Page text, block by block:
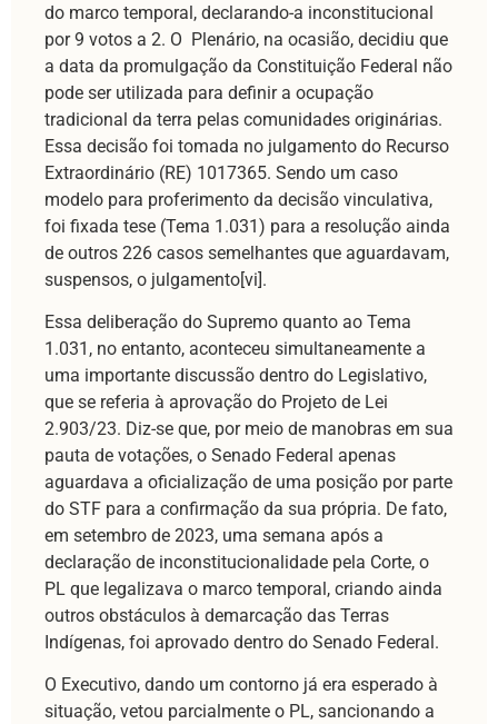
do marco temporal, declarando-a inconstitucional
por 9 votos a 2. O Plenário, na ocasião, decidiu que
a data da promulgação da Constituição Federal não
pode ser utilizada para definir a ocupação
tradicional da terra pelas comunidades originárias.
Essa decisão foi tomada no julgamento do Recurso
Extraordinário (RE) 1017365. Sendo um caso
modelo para proferimento da decisão vinculativa,
foi fixada tese (Tema 1.031) para a resolução ainda
de outros 226 casos semelhantes que aguardavam,
suspensos, o julgamento[vi].
Essa deliberação do Supremo quanto ao Tema
1.031, no entanto, aconteceu simultaneamente a
uma importante discussão dentro do Legislativo,
que se referia à aprovação do Projeto de Lei
2.903/23. Diz-se que, por meio de manobras em sua
pauta de votações, o Senado Federal apenas
aguardava a oficialização de uma posição por parte
do STF para a confirmação da sua própria. De fato,
em setembro de 2023, uma semana após a
declaração de inconstitucionalidade pela Corte, o
PL que legalizava o marco temporal, criando ainda
outros obstáculos à demarcação das Terras
Indígenas, foi aprovado dentro do Senado Federal.
O Executivo, dando um contorno já era esperado à
situação, vetou parcialmente o PL, sancionando a